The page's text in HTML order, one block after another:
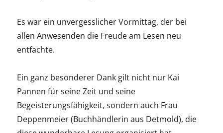
Es war ein unvergesslicher Vormittag, der bei
allen Anwesenden die Freude am Lesen neu
entfachte.
Ein ganz besonderer Dank gilt nicht nur Kai
Pannen für seine Zeit und seine
Begeisterungsfähigkeit, sondern auch Frau
Deppenmeier (Buchhändlerin aus Detmold), die